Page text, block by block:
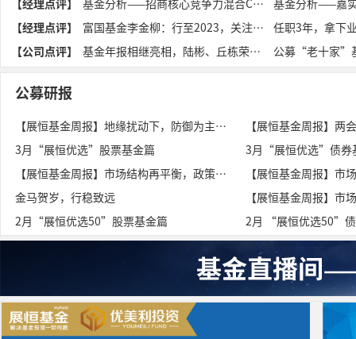
【经理点评】 基金分析——招商核心竞争力混合C（014413）
基金分析——嘉
【经理点评】
富国基金李金柳：行至2023，关注中短端利率品种的投资机会
【公司点评】
基金年报相继亮相，陆彬、丘栋荣等基金经理如何看后市？ 公募“老十家”
公募研报
【展恒基金周报】地缘扰动下，防御为主、兼顾结构性机会
3月“展恒优选”股票基金篇
3月“展恒优选”债券
【展恒基金周报】市场结构再平衡，政策预期与周期主线共振
金马贺岁，行稳致远
2月“展恒优选50”股票基金篇
2月 “展恒优选50”